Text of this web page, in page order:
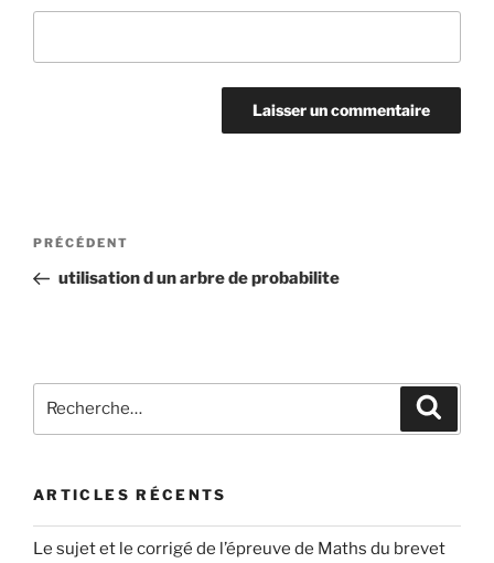
Navigation
l’article
Article
précédent
PRÉCÉDENT
utilisation d un arbre de probabilite
pour
ARTICLES RÉCENTS
Le sujet et le corrigé de l’épreuve de Maths du brevet